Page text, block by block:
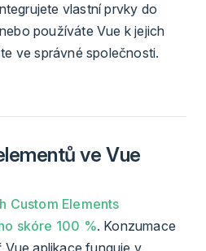
vlastní prvky do
používáte Vue k jejich
ve správné společnosti.
ve Vue
Custom Elements
skóre 100 %. Konzumace
aplikace funguje v